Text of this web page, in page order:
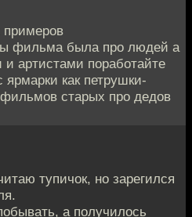
примеров
фильма была про людей а
артистами поработайте
как петрушки-
старых про дедов
тупичок, но зарегился
а получилось